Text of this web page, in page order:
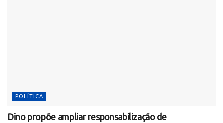
POLÍTICA
Dino propõe ampliar responsabilização de